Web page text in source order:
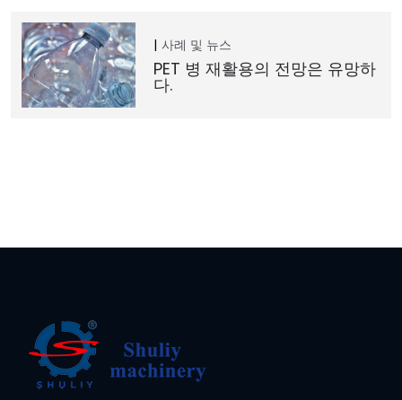
사례 및 뉴스
PET 병 재활용의 전망은 유망하
다.